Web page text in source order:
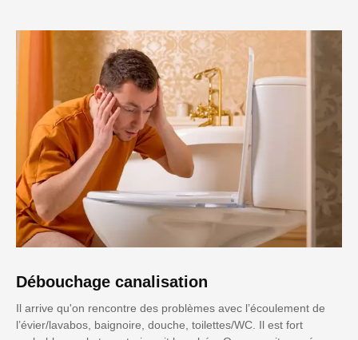
Débouchage canalisation
Il arrive qu'on rencontre des problèmes avec l’écoulement de
l’évier/lavabos, baignoire, douche, toilettes/WC. Il est fort